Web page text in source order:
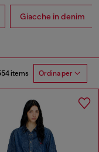
Giacche in denim
items Ordina per